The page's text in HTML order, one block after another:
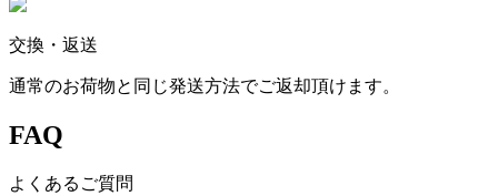
交換・返送
通常のお荷物と同じ発送方法でご返却頂けます。
FAQ
よくあるご質問